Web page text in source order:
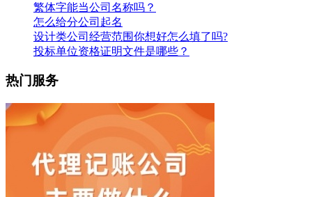
繁体字能当公司名称吗？
怎么给分公司起名
设计类公司经营范围你想好怎么填了吗?
投标单位资格证明文件是哪些？
热门服务